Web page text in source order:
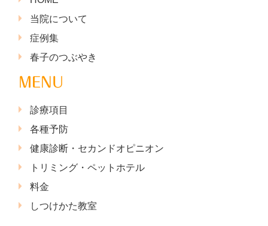
当院について
症例集
春子のつぶやき
MENU
診療項目
各種予防
健康診断・セカンドオピニオン
トリミング・ペットホテル
料金
しつけかた教室